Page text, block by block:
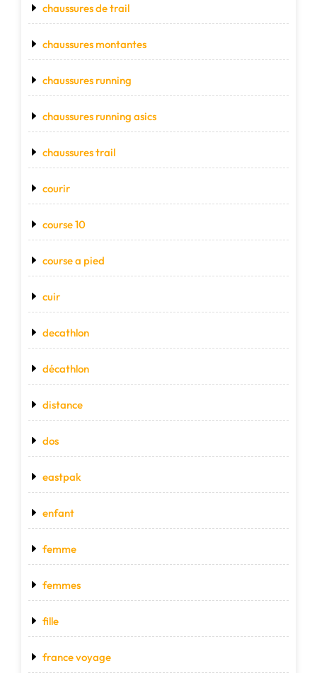
chaussures de trail
chaussures montantes
chaussures running
chaussures running asics
chaussures trail
courir
course 10
course a pied
cuir
decathlon
décathlon
distance
dos
eastpak
enfant
femme
femmes
fille
france voyage